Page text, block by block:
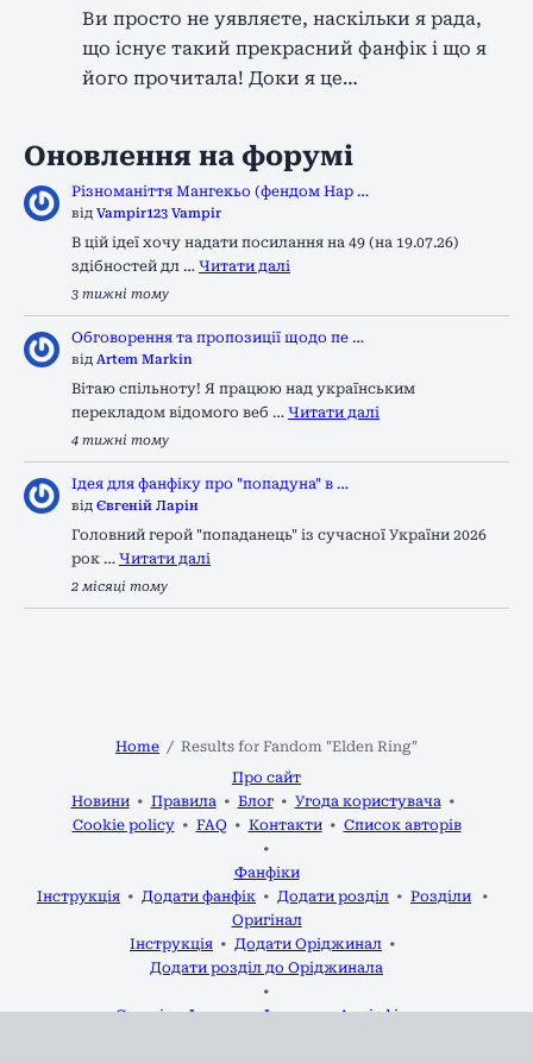
Ви просто не уявляєте, наскільки я рада,
що існує такий прекрасний фанфік і що я
його прочитала! Доки я це…
Оновлення на форумі
Різноманіття Мангекьо (фендом Нар …
від Vampir123 Vampir
В цій ідеї хочу надати посилання на 49 (на 19.07.26)
здібностей дл … Читати далі
3 тижні тому
Обговорення та пропозиції щодо пе …
від Artem Markin
Вітаю спільноту! Я працюю над українським
перекладом відомого веб … Читати далі
4 тижні тому
Ідея для фанфіку про "попадуна" в …
від Євгеній Ларін
Головний герой "попаданець" із сучасної України 2026
рок … Читати далі
2 місяці тому
Home
Results for Fandom "Elden Ring"
Про сайт
Новини
Правила Блог
Угода користувача
Cookie policy
FAQ Контакти Список авторів
Фанфіки
Інструкція
Додати фанфік Додати розділ
Розділи
Оригінал
Інструкція
Додати Оріджинал
Додати розділ до Оріджинала
Статті Форум Фанарт
Аудіофіки